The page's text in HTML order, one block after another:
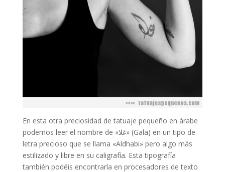
En esta otra preciosidad de tatuaje pequeño en árabe
podemos leer el nombre de «غلا» (Gala) en un tipo de
letra precioso que se llama «Aldhabi» pero algo más
estilizado y libre en su caligrafía. Esta tipografía
también podéis encontrarla en procesadores de texto